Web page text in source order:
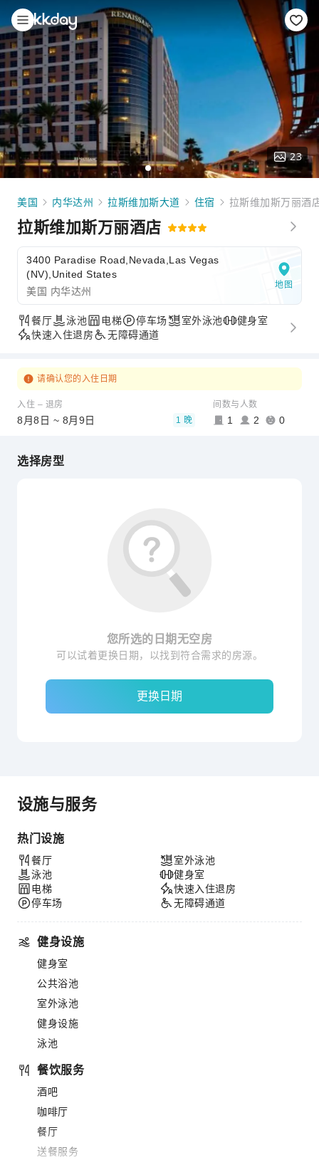
23
美国 内华达州 拉斯维加斯大道 住宿 拉斯维加斯万丽酒
拉斯维加斯万丽酒店
3400 Paradise Road,Nevada,Las Vegas
(NV),United States
美国 内华达州
地图
餐厅 泳池 电梯 停车场 室外泳池
健身室
快速入住退房
无障碍通道
请确认您的入住日期
入住 – 退房
8月8日 ~ 8月9日 1 晚
间数与人数
1 2 0
选择房型
您所选的日期无空房
可以试着更换日期，以找到符合需求的房源。
更换日期
设施与服务
热门设施
餐厅
泳池
电梯
停车场
室外泳池
健身室
快速入住退房
无障碍通道
健身设施
健身室
公共浴池
室外泳池
健身设施
泳池
餐饮服务
酒吧
咖啡厅
餐厅
送餐服务